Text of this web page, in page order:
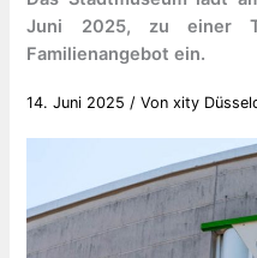
Juni 2025, zu einer
Familienangebot ein.
14. Juni 2025 / Vonxity